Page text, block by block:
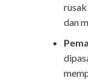
dan